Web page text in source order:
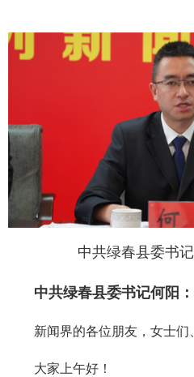
中共绿春县委书
中共绿春县委书记何阳：
新闻界的各位朋友，女士们
大家上午好！